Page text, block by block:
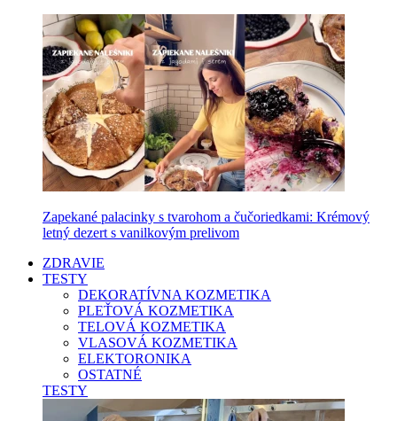
Zapekané palacinky s tvarohom a čučoriedkami: Krémový
letný dezert s vanilkovým prelivom
ZDRAVIE
TESTY
DEKORATÍVNA KOZMETIKA
PLEŤOVÁ KOZMETIKA
TELOVÁ KOZMETIKA
VLASOVÁ KOZMETIKA
ELEKTORONIKA
OSTATNÉ
TESTY